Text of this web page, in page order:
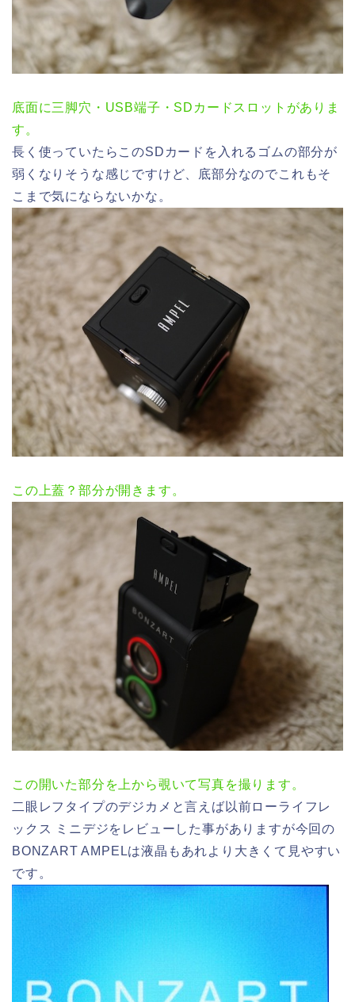
底面に三脚穴・USB端子・SDカードスロットがありま
す。
長く使っていたらこのSDカードを入れるゴムの部分が
弱くなりそうな感じですけど、底部分なのでこれもそ
こまで気にならないかな。
この上蓋？部分が開きます。
この開いた部分を上から覗いて写真を撮ります。
二眼レフタイプのデジカメと言えば以前ローライフレ
ックス ミニデジをレビューした事がありますが今回の
BONZART AMPELは液晶もあれより大きくて見やすい
です。